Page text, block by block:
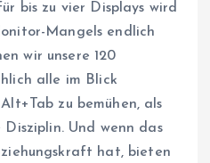
bis zu vier Displays wird
Mangels endlich
wir unsere 120
alle im Blick
zu bemühen, als
Disziplin. Und wenn das
hat, bieten